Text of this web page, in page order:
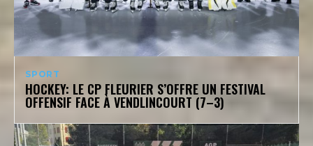
SPORT
HOCKEY: LE CP FLEURIER S’OFFRE UN FESTIVAL
OFFENSIF FACE À VENDLINCOURT (7–3)